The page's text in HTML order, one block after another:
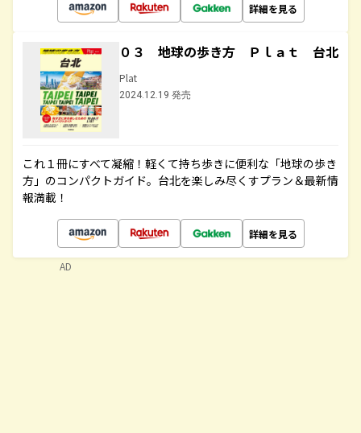
詳細を見る
０３ 地球の歩き方 Ｐｌａｔ 台北
Plat
2024.12.19 発売
これ１冊にすべて凝縮！軽くて持ち歩きに便利な「地球の歩き
方」のコンパクトガイド。台北を楽しみ尽くすプラン＆最新情
報満載！
詳細を見る
AD